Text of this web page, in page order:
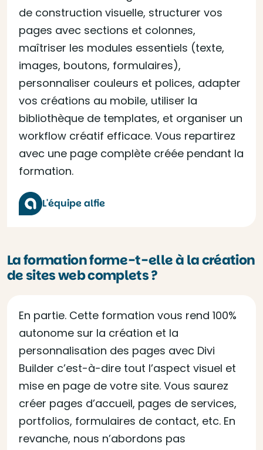
de construction visuelle, structurer vos
pages avec sections et colonnes,
maîtriser les modules essentiels (texte,
images, boutons, formulaires),
personnaliser couleurs et polices, adapter
vos créations au mobile, utiliser la
bibliothèque de templates, et organiser un
workflow créatif efficace. Vous repartirez
avec une page complète créée pendant la
formation.
L'équipe alfie
La formation forme-t-elle à la création
de sites web complets ?
En partie. Cette formation vous rend 100%
autonome sur la création et la
personnalisation des pages avec Divi
Builder c’est-à-dire tout l’aspect visuel et
mise en page de votre site. Vous saurez
créer pages d’accueil, pages de services,
portfolios, formulaires de contact, etc. En
revanche, nous n’abordons pas